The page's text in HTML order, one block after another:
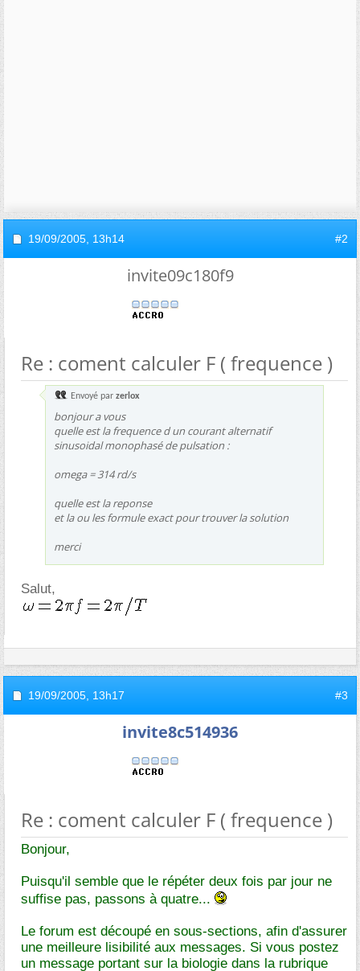
19/09/2005, 13h14 #2
invite09c180f9
Re : coment calculer F ( frequence )
Envoyé par zerlox
bonjour a vous
quelle est la frequence d un courant alternatif
sinusoidal monophasé de pulsation :
omega = 314 rd/s
quelle est la reponse
et la ou les formule exact pour trouver la solution
merci
Salut,
19/09/2005, 13h17 #3
invite8c514936
Re : coment calculer F ( frequence )
Bonjour,
Puisqu'il semble que le répéter deux fois par jour ne
suffise pas, passons à quatre...
Le forum est découpé en sous-sections, afin d'assurer
une meilleure lisibilité aux messages. Si vous postez
un message portant sur la biologie dans la rubrique